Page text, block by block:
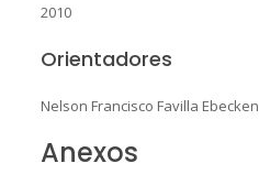
2010
Orientadores
Nelson Francisco Favilla Ebecken
Anexos